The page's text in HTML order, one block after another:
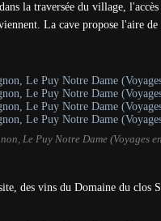
la traversée du village, l'accès
La cave propose l'aire
Le Puy Notre Dame (Voyages
des vins du Domaine du clos